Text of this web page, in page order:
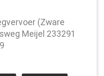
(Zware
Meijel 233291